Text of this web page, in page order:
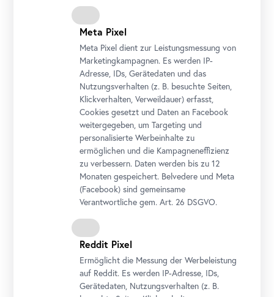
Ausstellungsansicht "WOTRUBA. Himmelwärts"
Foto: Johannes Stoll / Belvedere, Wien
Ausstellungsansicht "WOTRUBA. Himmelwärts"
Foto: Johannes Stoll / Belvedere, Wien
Meta Pixel
Meta Pixel dient zur Leistungsmessung von
Marketingkampagnen. Es werden IP-
Adresse, IDs, Gerätedaten und das
Nutzungsverhalten (z. B. besuchte Seiten,
Klickverhalten, Verweildauer) erfasst,
Cookies gesetzt und Daten an Facebook
weitergegeben, um Targeting und
personalisierte Werbeinhalte zu
ermöglichen und die Kampagneneffizienz
zu verbessern. Daten werden bis zu 12
Monaten gespeichert. Belvedere und Meta
(Facebook) sind gemeinsame
Verantwortliche gem.Art. 26 DSGVO.
Reddit Pixel
Ermöglicht die Messung der Werbeleistung
auf Reddit. Es werden IP-Adresse, IDs,
Gerätedaten, Nutzungsverhalten (z. B.